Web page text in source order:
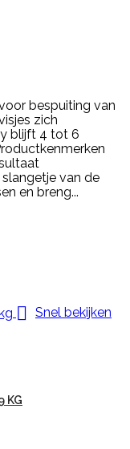
bespuiting van
zich
blijft 4 tot 6
van de
en breng...

Snel bekijken
KG